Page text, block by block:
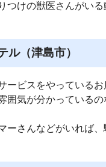
つけの獣医さんがい
ル（津島市）
ビスをやっているお
囲気が分かっている
ーさんなどがいれば